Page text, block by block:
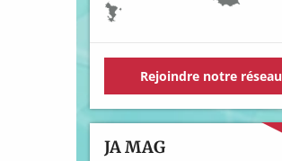
Rejoindre notre réseau
JA MAG